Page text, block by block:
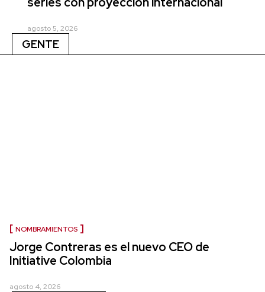
agosto 5, 2026
GENTE
NOMBRAMIENTOS
Jorge Contreras es el nuevo CEO de
Initiative Colombia
agosto 4, 2026